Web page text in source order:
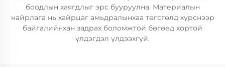
боодлын хаягдлыг эрс бууруулна. Материалын
найрлага нь хайрцаг амьдралынхаа төгсгөлд хүрснээр
байгалийнхан задрах боломжтой бөгөөд хортой
үлдэгдэл үлдээхгүй.